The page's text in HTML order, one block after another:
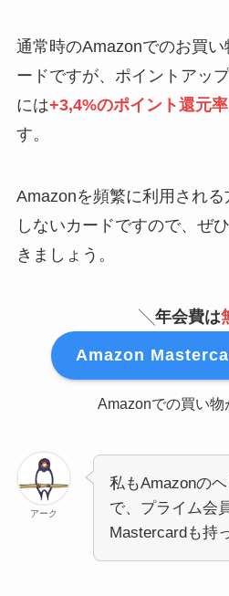
通常時のAmazonでのお買
ードですが、ポイントアッ
には+3,4%のポイント還元
す。
Amazonを頻繁に利用され
しないカードですので、ぜ
きましょう。
╲ 年会費は
Amazon
Amazonでの買い物
アーク
私もAmazonの
で、プライム会
Mastercardも持